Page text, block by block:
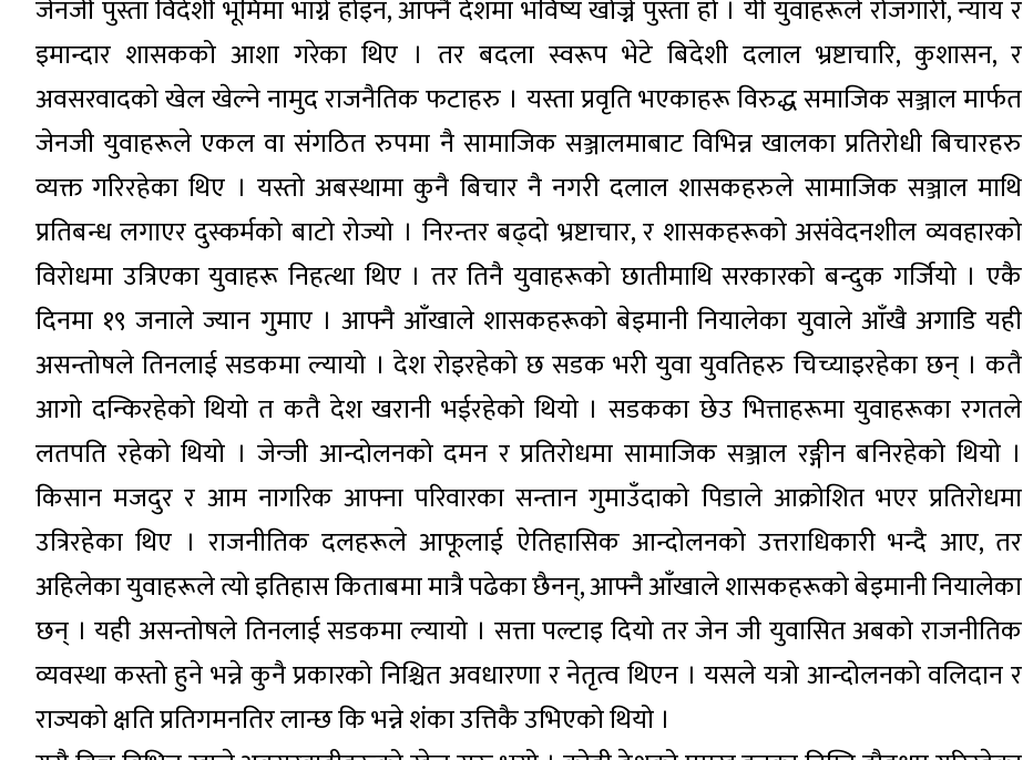
जेनजी पुस्ता विदेशी भूमिमा भाग्ने होइन, आफ्नै देशमा भविष्य खोज्ने पुस्ता हो । यी युवाहरूले रोजगारी, न्याय र
इमान्दार शासकको आशा गरेका थिए । तर बदला स्वरूप भेटे बिदेशी दलाल भ्रष्टाचारि, कुशासन, र
अवसरवादको खेल खेल्ने नामुद राजनैतिक फटाहरु । यस्ता प्रवृति भएकाहरू विरुद्ध समाजिक सञ्जाल मार्फत
जेनजी युवाहरूले एकल वा संगठित रुपमा नै सामाजिक सञ्जालमाबाट विभिन्न खालका प्रतिरोधी बिचारहरु
व्यक्त गरिरहेका थिए । यस्तो अबस्थामा कुनै बिचार नै नगरी दलाल शासकहरुले सामाजिक सञ्जाल माथि
प्रतिबन्ध लगाएर दुस्कर्मको बाटो रोज्यो । निरन्तर बढ्दो भ्रष्टाचार, र शासकहरूको असंवेदनशील व्यवहारको
विरोधमा उत्रिएका युवाहरू निहत्था थिए । तर तिनै युवाहरूको छातीमाथि सरकारको बन्दुक गर्जियो । एकै
दिनमा १९ जनाले ज्यान गुमाए । आफ्नै आँखाले शासकहरूको बेइमानी नियालेका युवाले आँखै अगाडि यही
असन्तोषले तिनलाई सडकमा ल्यायो । देश रोइरहेको छ सडक भरी युवा युवतिहरु चिच्याइरहेका छन् । कतै
आगो दन्किरहेको थियो त कतै देश खरानी भईरहेको थियो । सडकका छेउ भित्ताहरूमा युवाहरूका रगतले
लतपति रहेको थियो । जेन्जी आन्दोलनको दमन र प्रतिरोधमा सामाजिक सञ्जाल रङ्गीन बनिरहेको थियो ।
किसान मजदुर र आम नागरिक आफ्ना परिवारका सन्तान गुमाउँदाको पिडाले आक्रोशित भएर प्रतिरोधमा
उत्रिरहेका थिए । राजनीतिक दलहरूले आफूलाई ऐतिहासिक आन्दोलनको उत्तराधिकारी भन्दै आए, तर
अहिलेका युवाहरूले त्यो इतिहास किताबमा मात्रै पढेका छैनन्, आफ्नै आँखाले शासकहरूको बेइमानी नियालेका
छन् । यही असन्तोषले तिनलाई सडकमा ल्यायो । सत्ता पल्टाइ दियो तर जेन जी युवासित अबको राजनीतिक
व्यवस्था कस्तो हुने भन्ने कुनै प्रकारको निश्चित अवधारणा र नेतृत्व थिएन । यसले यत्रो आन्दोलनको वलिदान र
राज्यको क्षति प्रतिगमनतिर लान्छ कि भन्ने शंका उत्तिकै उभिएको थियो ।